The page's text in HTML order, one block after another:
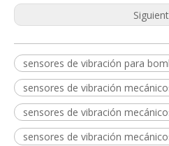
sensores de vibración para
sensores de vibración
sensores de vibración
sensores de vibración